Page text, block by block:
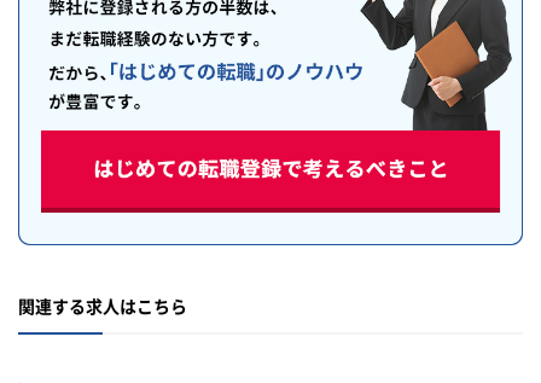
関連する求人はこちら